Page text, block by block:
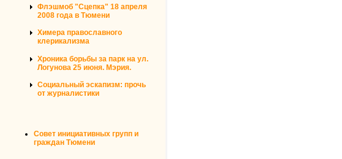
Флэшмоб "Сцепка" 18 апреля
2008 года в Тюмени
Химера православного
клерикализма
Хроника борьбы за парк на ул.
Логунова 25 июня. Мэрия.
Социальный эскапизм: прочь
от журналистики
Совет инициативных групп и
граждан Тюмени